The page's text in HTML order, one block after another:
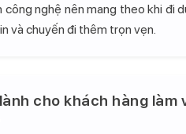
nghệ nên mang theo khi đi
và chuyến đi thêm trọn vẹn.
cho khách hàng làm